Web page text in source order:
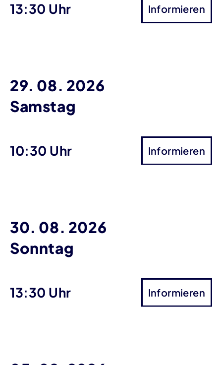
13:30 Uhr Informieren
29. 08. 2026
Samstag
10:30 Uhr Informieren
30. 08. 2026
Sonntag
13:30 Uhr Informieren